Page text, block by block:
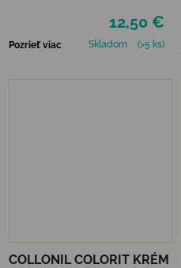
12,50 €
Pozrieť viac Skladom (>5 ks)
COLLONIL COLORIT KRÉM